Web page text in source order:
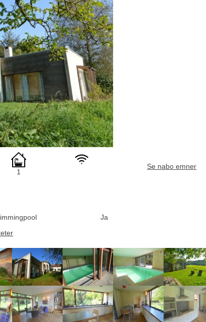
1
Ja
Se nabo emner